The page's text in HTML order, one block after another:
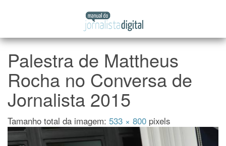
o
do
Jornalista
Digital
Palestra de Mattheus
Rocha no Conversa de
Jornalista 2015
Tamanho total da imagem: 533 × 800 pixels